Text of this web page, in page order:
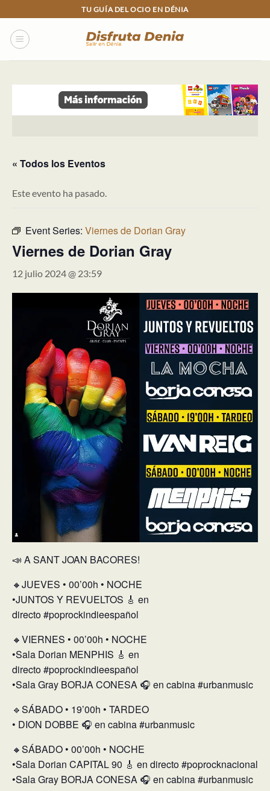
to
content
TU GUÍA DEL OCIO EN DÉNIA
« Todos los Eventos
Este evento ha pasado.
Event Series: Viernes de Dorian Gray
Viernes de Dorian Gray
12 julio 2024 @ 23:59
📣 A SANT JOAN BACORES!
🔸JUEVES • 00’00h • NOCHE
•JUNTOS Y REVUELTOS 🎸 en
directo #poprockindieespañol
🔸VIERNES • 00’00h • NOCHE
•Sala Dorian MENPHIS 🎸 en
directo #poprockindieespañol
•Sala Gray BORJA CONESA 🎧 en cabina #urbanmusic
🔹SÁBADO • 19’00h • TARDEO
• DION DOBBE 🎧 en cabina #urbanmusic
🔸SÁBADO • 00’00h • NOCHE
•Sala Dorian CAPITAL 90 🎸 en directo #poprocknacional
•Sala Gray BORJA CONESA 🎧 en cabina #urbanmusic